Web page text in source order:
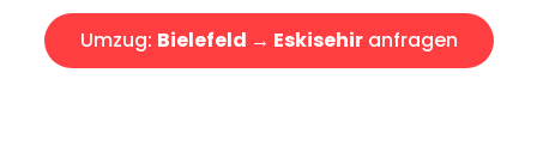
Umzug: Bielefeld → Eskisehiranfragen